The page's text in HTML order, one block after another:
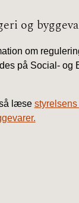
og
om
på Social- og
læse